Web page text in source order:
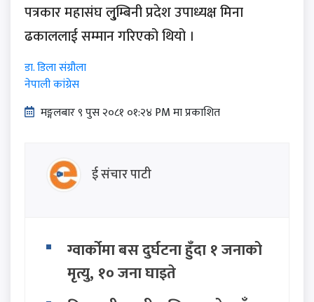
पत्रकार महासंघ लु्म्बिनी प्रदेश उपाध्यक्ष मिना
ढकाललाई सम्मान गरिएको थियो ।
डा. डिला संग्रौला
नेपाली कांग्रेस
मङ्गलबार ९ पुस २०८१ ०१:२४ PM मा प्रकाशित
ई संचार पाटी
ग्वार्कोमा बस दुर्घटना हुँदा १ जनाको
मृत्यु, १० जना घाइते